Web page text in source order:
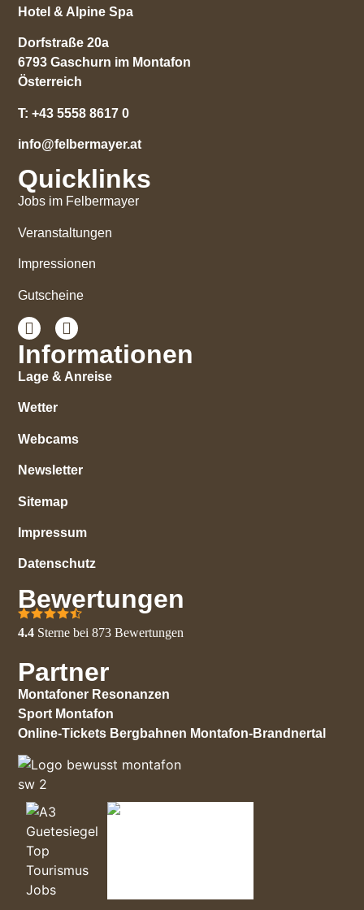
Hotel & Alpine Spa
Dorfstraße 20a
6793 Gaschurn im Montafon
Österreich
T:+43 5558 8617 0
info@felbermayer.at
Quicklinks
Jobs im Felbermayer
Veranstaltungen
Impressionen
Gutscheine
Informationen
Lage & Anreise
Wetter
Webcams
Newsletter
Sitemap
Impressum
Datenschutz
Bewertungen
4.4 Sterne bei873Bewertungen
Partner
Montafoner Resonanzen
Sport Montafon
Online-Tickets Bergbahnen Montafon-Brandnertal